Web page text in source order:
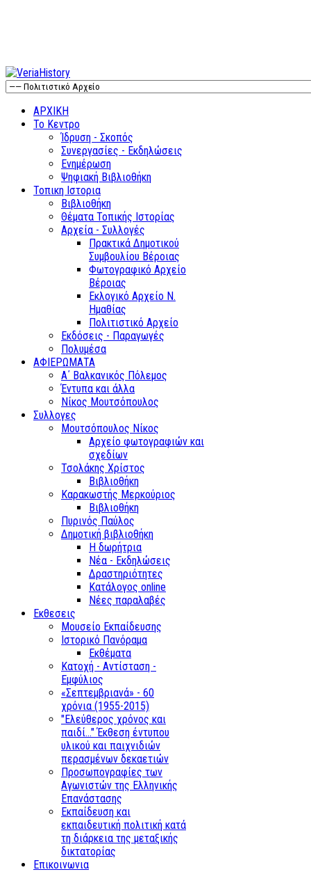
ΑΡΧΙΚΗ
Το Κεντρο
Ίδρυση - Σκοπός
Συνεργασίες - Εκδηλώσεις
Ενημέρωση
Ψηφιακή Βιβλιοθήκη
Τοπικη Ιστορια
Βιβλιοθήκη
Θέματα Τοπικής Ιστορίας
Αρχεία - Συλλογές
Πρακτικά Δημοτικού
Συμβουλίου Βέροιας
Φωτογραφικό Αρχείο
Βέροιας
Εκλογικό Αρχείο Ν.
Ημαθίας
Πολιτιστικό Αρχείο
Εκδόσεις - Παραγωγές
Πολυμέσα
ΑΦΙΕΡΩΜΑΤΑ
Α΄ Βαλκανικός Πόλεμος
Έντυπα και άλλα
Νίκος Μουτσόπουλος
Συλλογες
Μουτσόπουλος Νίκος
Αρχείο φωτογραφιών και
σχεδίων
Τσολάκης Χρίστος
Βιβλιοθήκη
Καρακωστής Μερκούριος
Βιβλιοθήκη
Πυρινός Παύλος
Δημοτική βιβλιοθήκη
Η δωρήτρια
Νέα - Εκδηλώσεις
Δραστηριότητες
Κατάλογος online
Νέες παραλαβές
Εκθεσεις
Μουσείο Εκπαίδευσης
Ιστορικό Πανόραμα
Εκθέματα
Κατοχή - Αντίσταση -
Εμφύλιος
«Σεπτεμβριανά» - 60
χρόνια (1955-2015)
"Ελεύθερος χρόνος και
παιδί..." Έκθεση έντυπου
υλικού και παιχνιδιών
περασμένων δεκαετιών
Προσωπογραφίες των
Αγωνιστών της Ελληνικής
Επανάστασης
Εκπαίδευση και
εκπαιδευτική πολιτική κατά
τη διάρκεια της μεταξικής
δικτατορίας
Επικοινωνια